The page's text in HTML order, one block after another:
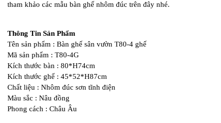
tham khảo các mẫu bàn ghế nhôm đúc trên đây nhé.
Thông Tin Sản Phẩm
Tên sản phẩm : Bàn ghế sân vườn T80-4 ghế
Mã sản phẩm : T80-4G
Kích thước bàn : 80*H74cm
Kích thước ghế : 45*52*H87cm
Chất liệu : Nhôm đúc sơn tĩnh điện
Màu sắc : Nâu đồng
Phong cách : Châu Âu